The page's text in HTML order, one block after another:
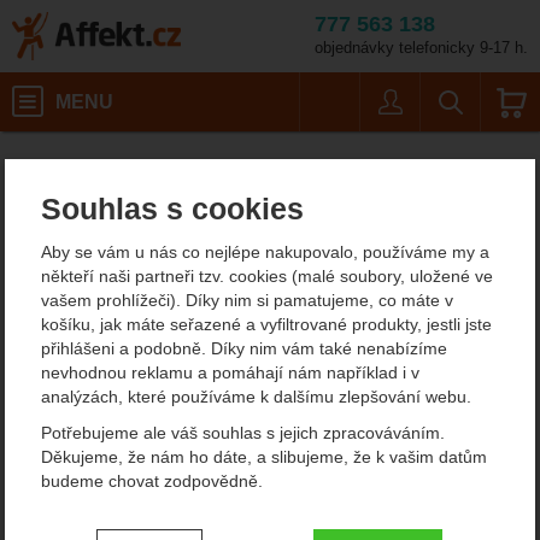
Souhlas s cookies
Aby se vám u nás co nejlépe nakupovalo, používáme my a
někteří naši partneři tzv. cookies (malé soubory, uložené ve
vašem prohlížeči). Díky nim si pamatujeme, co máte v
košíku, jak máte seřazené a vyfiltrované produkty, jestli jste
přihlášeni a podobně. Díky nim vám také nenabízíme
nevhodnou reklamu a pomáhají nám například i v
analýzách, které používáme k dalšímu zlepšování webu.
Potřebujeme ale váš souhlas s jejich zpracováváním.
Děkujeme, že nám ho dáte, a slibujeme, že k vašim datům
budeme chovat zodpovědně.
Nastavení souhlasů s kategoriemi
777 563 138
objednávky telefonicky 9-17 h.
MENU
Barva: černá
Kama AW62
Fotografie